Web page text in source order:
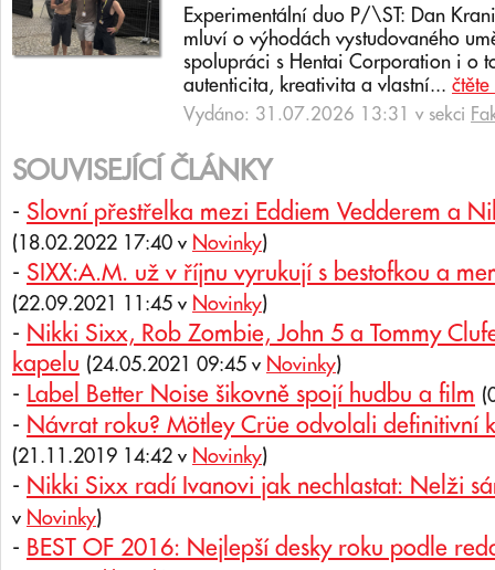
Experimentální duo P/\ST: Dan
mluví o výhodách vystudovaného
spolupráci s Hentai Corporation i o
autenticita, kreativita a vlastní...
Vydáno: 31.07.2026 13:31 v sekci
SOUVISEJÍCÍ ČLÁNKY
- Slovní přestřelka mezi Eddiem Vedderem a
(18.02.2022 17:40 v Novinky)
- SIXX:A.M. už v říjnu vyrukují s bestofkou a
(22.09.2021 11:45 v Novinky)
- Nikki Sixx, Rob Zombie, John 5 a Tommy
kapelu (24.05.2021 09:45 v Novinky)
- Label Better Noise šikovně spojí hudbu a film
- Návrat roku? Mötley Crüe odvolali definitivní
(21.11.2019 14:42 v Novinky)
- Nikki Sixx radí Ivanovi jak nechlastat: Nelži
v Novinky)
- BEST OF 2016: Nejlepší desky roku podle